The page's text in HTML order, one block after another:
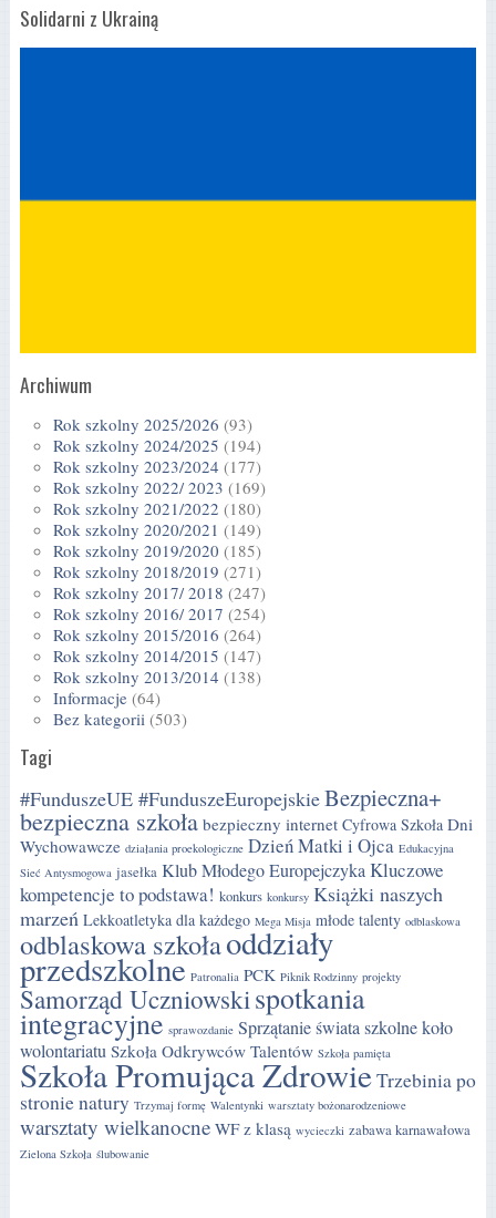
Solidarni z Ukrainą
Archiwum
Rok szkolny 2025/2026 (93)
Rok szkolny 2024/2025 (194)
Rok szkolny 2023/2024 (177)
Rok szkolny 2022/ 2023 (169)
Rok szkolny 2021/2022 (180)
Rok szkolny 2020/2021 (149)
Rok szkolny 2019/2020 (185)
Rok szkolny 2018/2019 (271)
Rok szkolny 2017/ 2018 (247)
Rok szkolny 2016/ 2017 (254)
Rok szkolny 2015/2016 (264)
Rok szkolny 2014/2015 (147)
Rok szkolny 2013/2014 (138)
Informacje(64)
Bez kategorii(503)
Tagi
#FunduszeUE #FunduszeEuropejskieBezpieczna+
bezpieczna szkoła bezpieczny internet Cyfrowa Szkoła Dni
Wychowawcze działania proekologiczne Dzień Matki i Ojca Edukacyjna
Sieć Antysmogowa jasełka Klub Młodego Europejczyka Kluczowe
kompetencje to podstawa! konkurs konkursy Książki naszych
marzeń Lekkoatletyka dla każdego Mega Misja młode talenty odblaskowa
odblaskowa szkołaoddziały
przedszkolne Patronalia PCK Piknik Rodzinny projekty
Samorząd Uczniowskispotkania
integracyjne sprawozdanie Sprzątanie świata szkolne koło
wolontariatu Szkoła Odkrywców Talentów Szkoła pamięta
Szkoła Promująca ZdrowieTrzebinia po
stronie natury Trzymaj formę Walentynki warsztaty bożonarodzeniowe
warsztaty wielkanocne WF z klasą wycieczki zabawa karnawałowa
Zielona Szkoła ślubowanie